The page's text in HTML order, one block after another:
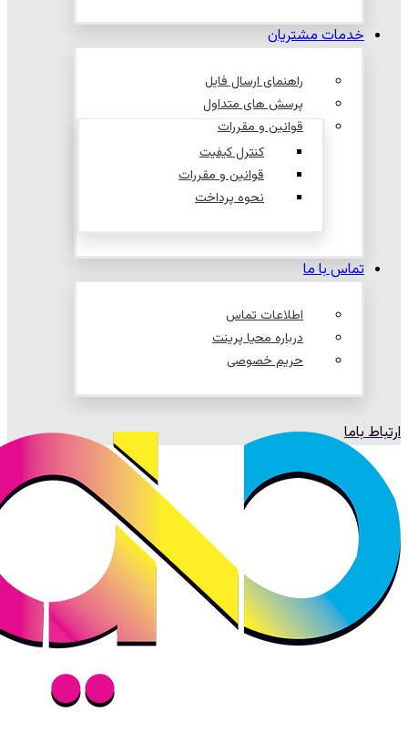
خدمات مشتریان
راهنمای ارسال فایل
پرسش های متداول
قوانین و مقررات
کنترل کیفیت
قوانین و مقررات
نحوه پرداخت
تماس با ما
اطلاعات تماس
درباره محیا پرینت
حریم خصوصی
ارتباط باما